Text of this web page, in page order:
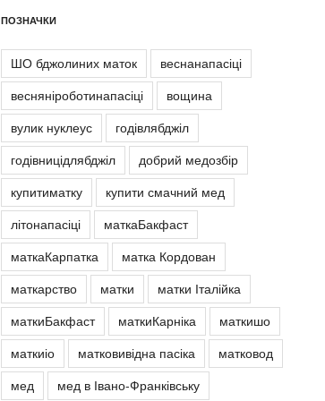
ПОЗНАЧКИ
ШО бджолиних маток
веснанапасіці
весняніроботинапасіці
вощина
вулик нуклеус
годівлябджіл
годівницідлябджіл
добрий медозбір
купитиматку
купити смачний мед
літонапасіці
маткаБакфаст
маткаКарпатка
матка Кордован
маткарство
матки
матки Італійка
маткиБакфаст
маткиКарніка
маткишо
маткиіо
матковивідна пасіка
матковод
мед
мед в Івано-Франківську